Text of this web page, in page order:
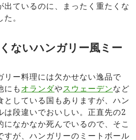
出ているのに、まったく重たくな
。
ないハンガリー風ミー
リー料理には欠かせない逸品で
にもオランダやスウェーデンなど
としている国もありますが、ハン
は段違いでおいしい。正直先の2
になかなか死んでいるので、そこ
すが、ハンガリーのミートボール